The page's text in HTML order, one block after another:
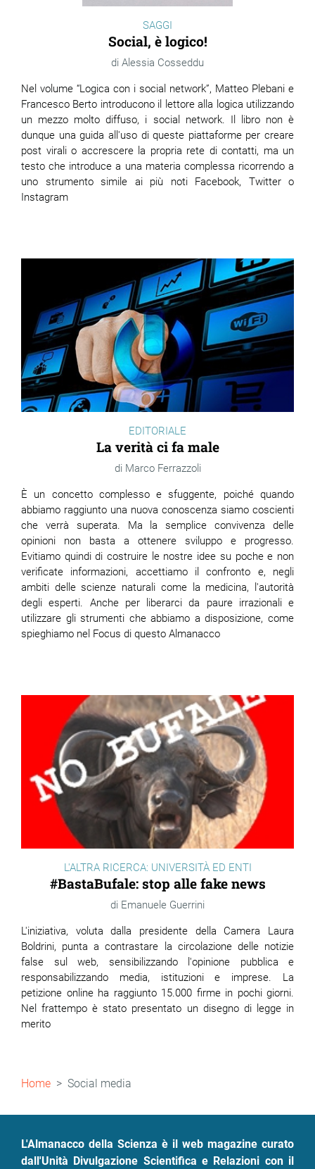
SAGGI
Social, è logico!
Alessia Cosseddu
Nel volume “Logica con i social network”, Matteo Plebani e
Francesco Berto introducono il lettore alla logica utilizzando
un mezzo molto diffuso, i social network. Il libro non è
dunque una guida all'uso di queste piattaforme per creare
post virali o accrescere la propria rete di contatti, ma un
testo che introduce a una materia complessa ricorrendo a
uno strumento simile ai più noti Facebook, Twitter o
Instagram
EDITORIALE
La verità ci fa male
Marco Ferrazzoli
È un concetto complesso e sfuggente, poiché quando
abbiamo raggiunto una nuova conoscenza siamo coscienti
che verrà superata. Ma la semplice convivenza delle
opinioni non basta a ottenere sviluppo e progresso.
Evitiamo quindi di costruire le nostre idee su poche e non
verificate informazioni, accettiamo il confronto e, negli
ambiti delle scienze naturali come la medicina, l'autorità
degli esperti. Anche per liberarci da paure irrazionali e
utilizzare gli strumenti che abbiamo a disposizione, come
spieghiamo nel Focus di questo Almanacco
L'ALTRA RICERCA: UNIVERSITÀ ED ENTI
#BastaBufale: stop alle fake news
Emanuele Guerrini
L'iniziativa, voluta dalla presidente della Camera Laura
Boldrini, punta a contrastare la circolazione delle notizie
false sul web, sensibilizzando l'opinione pubblica e
responsabilizzando media, istituzioni e imprese. La
petizione online ha raggiunto 15.000 firme in pochi giorni.
Nel frattempo è stato presentato un disegno di legge in
merito
Briciole
Home Social media
L'Almanacco della Scienza è il web magazine curato
dall'Unità Divulgazione Scientifica e Relazioni con il